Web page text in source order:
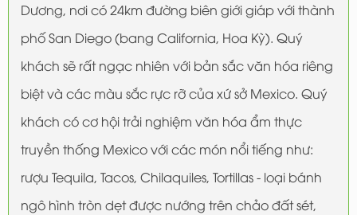
Dương, nơi có 24km đường biên giới giáp với thành
phố San Diego (bang California, Hoa Kỳ). Quý
khách sẽ rất ngạc nhiên với bản sắc văn hóa riêng
biệt và các màu sắc rực rỡ của xứ sở Mexico. Quý
khách có cơ hội trải nghiệm văn hóa ẩm thực
truyền thống Mexico với các món nổi tiếng như:
rượu Tequila, Tacos, Chilaquiles, Tortillas - loại bánh
ngô hình tròn dẹt được nướng trên chảo đất sét,